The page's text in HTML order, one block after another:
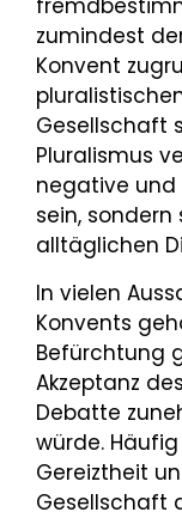
zumindest
Konvent
Gesellschaft
Pluralismus
negative und
sein,
alltäglichen
In vielen
Konvents
Befürchtung
Akzeptanz des
Debatte
würde.
Gereiztheit
Gesellschaft